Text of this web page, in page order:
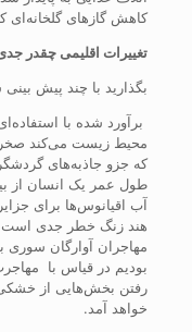
کاهش گازهای گلخانه‌ای
تغییرات اقلیمی چقدر
بگذارید با چند پیش
برآورد شده با
محیط زیست می‌کند
که جزو جاذبه‌های
طول عمر یک انسان از
آب اقیانوس‌ها برای
هند زنگ خطر جدی است
مهاجران آوارگان سوری
بودیم در قیاس با
رفتن بخش‌هایی از
خواهد آمد.